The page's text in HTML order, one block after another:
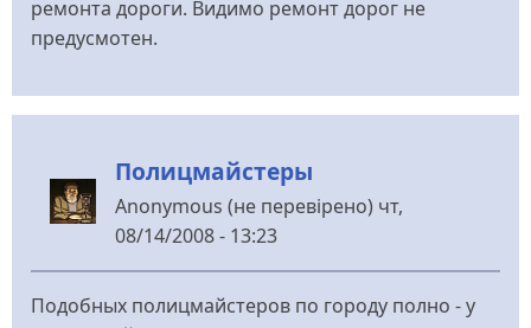
ремонта дороги. Видимо ремонт дорог не
предусмотен.
Полицмайстеры
Anonymous (не перевірено) чт,
08/14/2008 - 13:23
Подобных полицмайстеров по городу полно - у